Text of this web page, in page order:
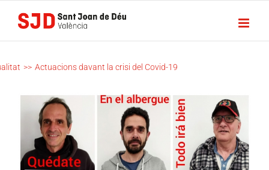
Saltar
contenido
>> Actuacions davant la crisi del Covid-19